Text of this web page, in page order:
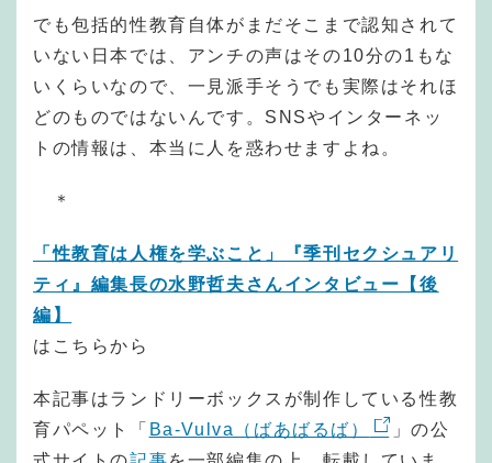
でも包括的性教育自体がまだそこまで認知されて
いない日本では、アンチの声はその10分の1もな
いくらいなので、一見派手そうでも実際はそれほ
どのものではないんです。SNSやインターネッ
トの情報は、本当に人を惑わせますよね。
＊
「性教育は人権を学ぶこと」『季刊セクシュアリ
ティ』編集長の水野哲夫さんインタビュー【後
編】
はこちらから
本記事はランドリーボックスが制作している性教
育パペット「 Ba-Vulva（ばあばるば）
」の公